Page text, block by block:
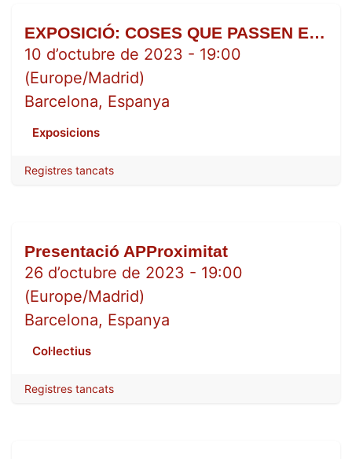
OCT.EXPOSICIÓ: COSES QUE PASSEN EN UNA VIDA QUOTIDIANA I QUALSEVOL DE MARIA.IPUNT
10 d’octubre de 2023 - 19:00
(Europe/Madrid)
Barcelona, Espanya
Exposicions
Registres tancats
Presentació APProximitat
26 d’octubre de 2023 - 19:00
(Europe/Madrid)
Barcelona, Espanya
Col·lectius
Registres tancats